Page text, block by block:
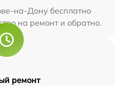
на-Дону бесплатно
на ремонт и обратно.
ремонт